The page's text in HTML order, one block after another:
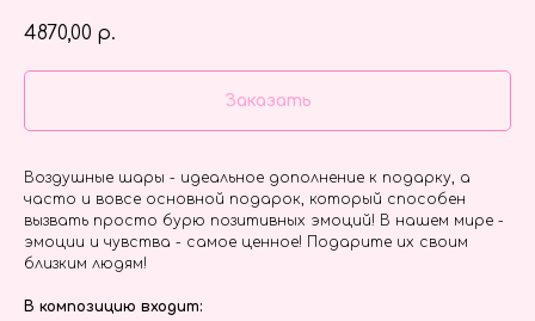
4870,00 р.
Заказать
Воздушные шары - идеальное дополнение к подарку, а
часто и вовсе основной подарок, который способен
вызвать просто бурю позитивных эмоций! В нашем мире -
эмоции и чувства - самое ценное! Подарите их своим
близким людям!
В композицию входит: